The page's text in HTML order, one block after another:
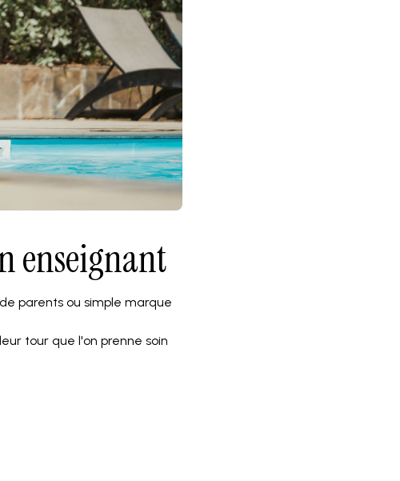
enseignant
parents ou simple marque
tour que l'on prenne soin